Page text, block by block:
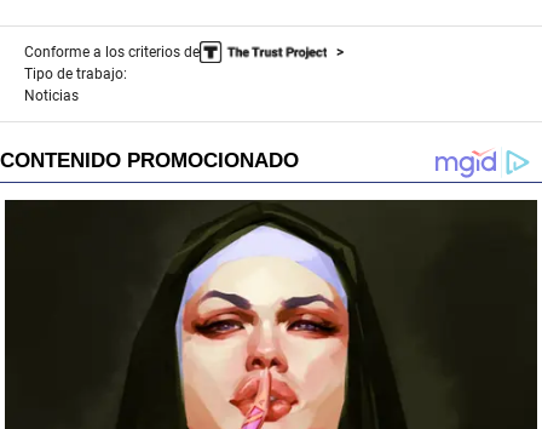
Conforme a los criterios de
Tipo de trabajo:
Noticias